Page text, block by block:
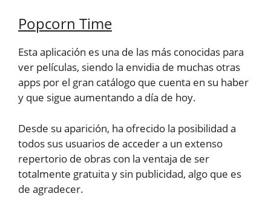
Popcorn Time
Esta aplicación es una de las más conocidas para
ver películas, siendo la envidia de muchas otras
apps por el gran catálogo que cuenta en su haber
y que sigue aumentando a día de hoy.
Desde su aparición, ha ofrecido la posibilidad a
todos sus usuarios de acceder a un extenso
repertorio de obras con la ventaja de ser
totalmente gratuita y sin publicidad, algo que es
de agradecer.